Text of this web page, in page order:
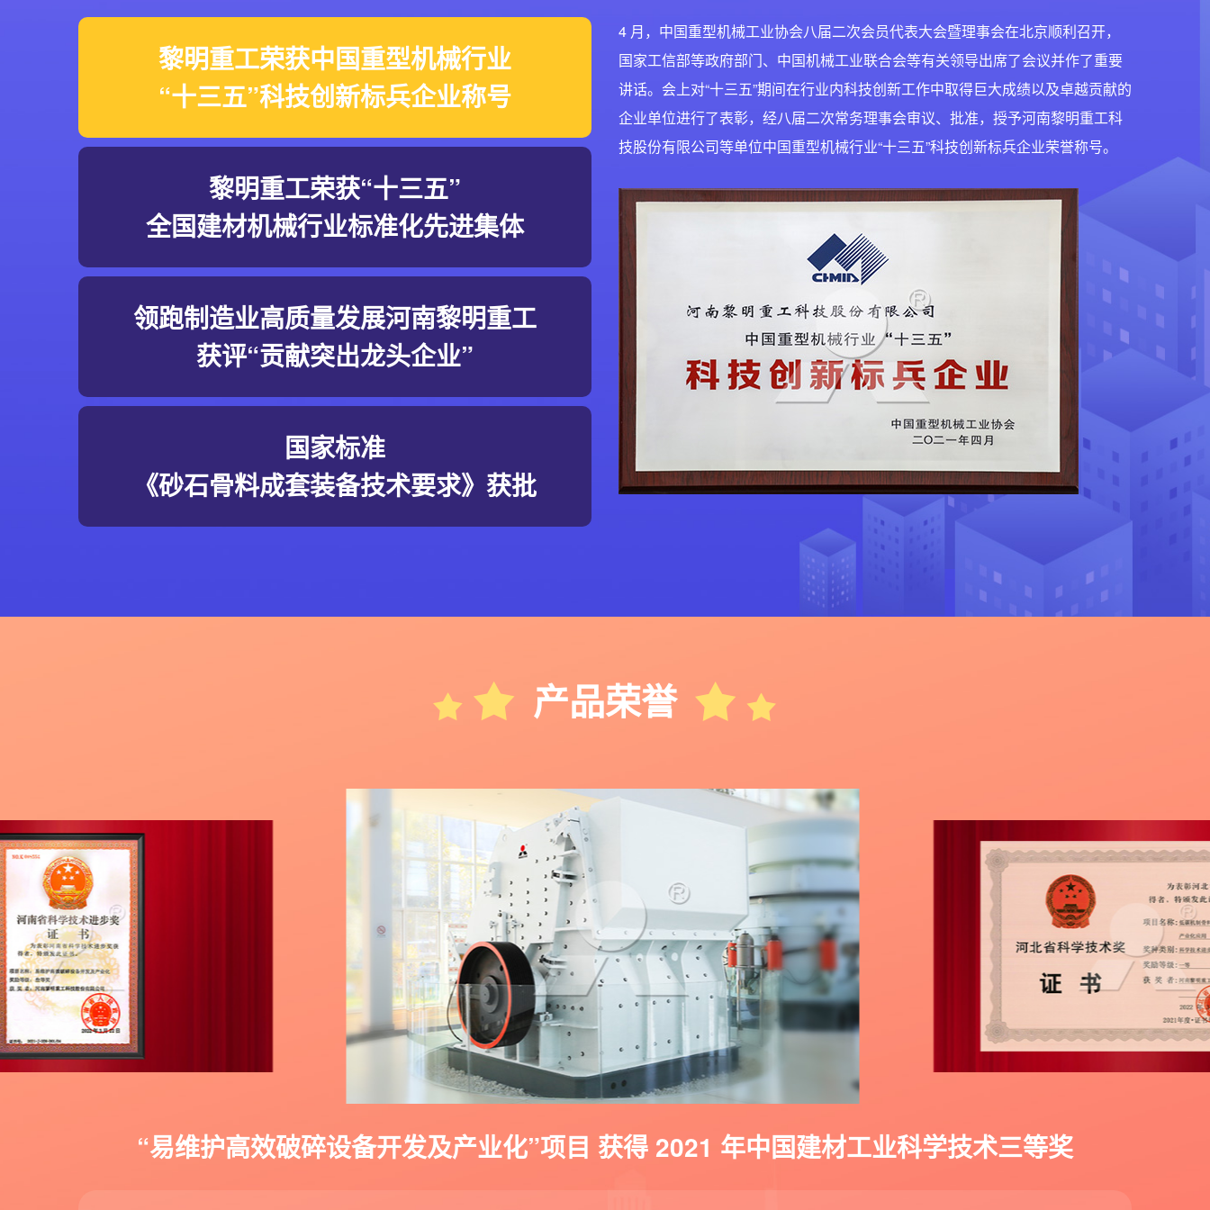
黎明重工荣获中国重型机械行业
“十三五”科技创新标兵企业称号
黎明重工荣获“十三五”
全国建材机械行业标准化先进集体
领跑制造业高质量发展河南黎明重工
获评“贡献突出龙头企业”
国家标准
《砂石骨料成套装备技术要求》获批
4 月，中国重型机械工业协会八届二次会员代表大会暨理事会在北京顺利召开，
国家工信部等政府部门、中国机械工业联合会等有关领导出席了会议并作了重要
讲话。会上对“十三五”期间在行业内科技创新工作中取得巨大成绩以及卓越贡献的
企业单位进行了表彰，经八届二次常务理事会审议、批准，授予河南黎明重工科
技股份有限公司等单位中国重型机械行业“十三五”科技创新标兵企业荣誉称号。
产品荣誉
“易维护高效破碎设备开发及产业化”项目 获得 2021 年中国建材工业科学技术三等奖